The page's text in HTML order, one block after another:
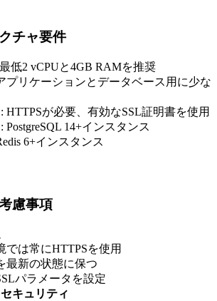
チャ要件
低2 vCPUと4GB RAMを推奨
プリケーションとデータベース用に少な
: HTTPSが必要、有効なSSL証明書を使用
: PostgreSQL 14+インスタンス
6+インスタンス
慮事項
では常にHTTPSを使用
最新の状態に保つ
パラメータを設定
キュリティ